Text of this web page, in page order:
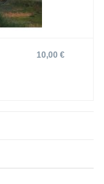
10,00 €